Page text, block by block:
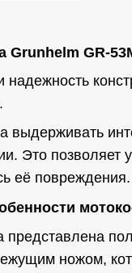
Grunhelm GR-
надежность
выдерживать
Это позволяет
её повреждения.
ножом,